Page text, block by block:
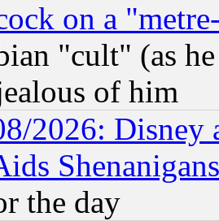
on a
"cult" (as
of him
2026: Disney
the day